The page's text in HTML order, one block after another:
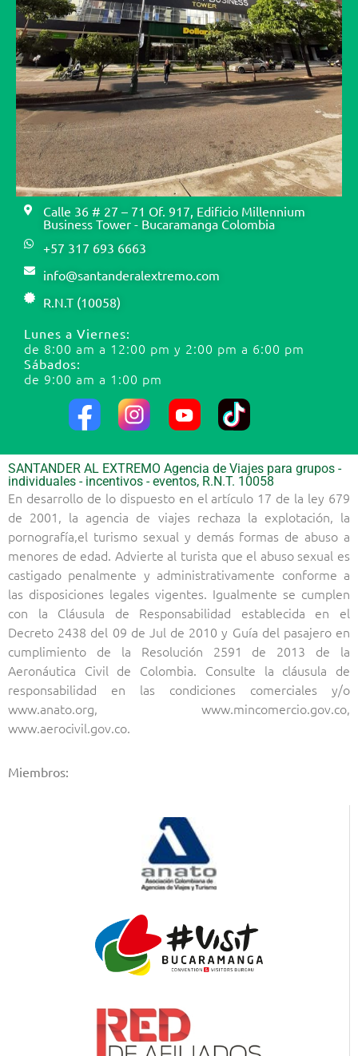
Calle 36 # 27 – 71 Of. 917, Edificio Millennium
Business Tower - Bucaramanga Colombia
+57 317 693 6663
info@santanderalextremo.com
R.N.T (10058)
Lunes a Viernes:
de 8:00 am a 12:00 pm y 2:00 pm a 6:00 pm
Sábados:
de 9:00 am a 1:00 pm
SANTANDER AL EXTREMO Agencia de Viajes para grupos -
individuales - incentivos - eventos, R.N.T. 10058
En desarrollo de lo dispuesto en el artículo 17 de la ley 679
de 2001, la agencia de viajes rechaza la explotación, la
pornografía,el turismo sexual y demás formas de abuso a
menores de edad. Advierte al turista que el abuso sexual es
castigado penalmente y administrativamente conforme a
las disposiciones legales vigentes. Igualmente se cumplen
con la Cláusula de Responsabilidad establecida en el
Decreto 2438 del 09 de Jul de 2010 y Guía del pasajero en
cumplimiento de la Resolución 2591 de 2013 de la
Aeronáutica Civil de Colombia. Consulte la cláusula de
responsabilidad en las condiciones comerciales y/o
www.anato.org, www.mincomercio.gov.co,
www.aerocivil.gov.co.
Miembros: